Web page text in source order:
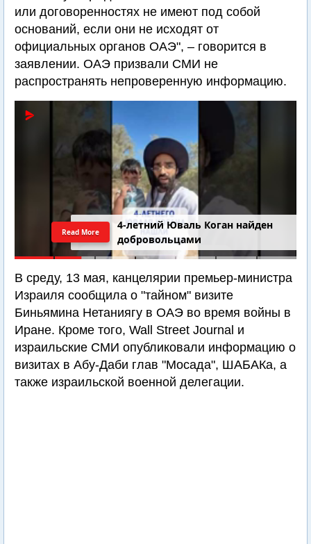
или договоренностях не имеют под собой
оснований, если они не исходят от
официальных органов ОАЭ", – говорится в
заявлении. ОАЭ призвали СМИ не
распространять непроверенную информацию.
4-летний Юваль Коган найден
добровольцами
Read More
В среду, 13 мая, канцелярии премьер-министра
Израиля сообщила о "тайном" визите
Биньямина Нетаниягу в ОАЭ во время войны в
Иране. Кроме того, Wall Street Journal и
израильские СМИ опубликовали информацию о
визитах в Абу-Даби глав "Мосада", ШАБАКа, а
также израильской военной делегации.